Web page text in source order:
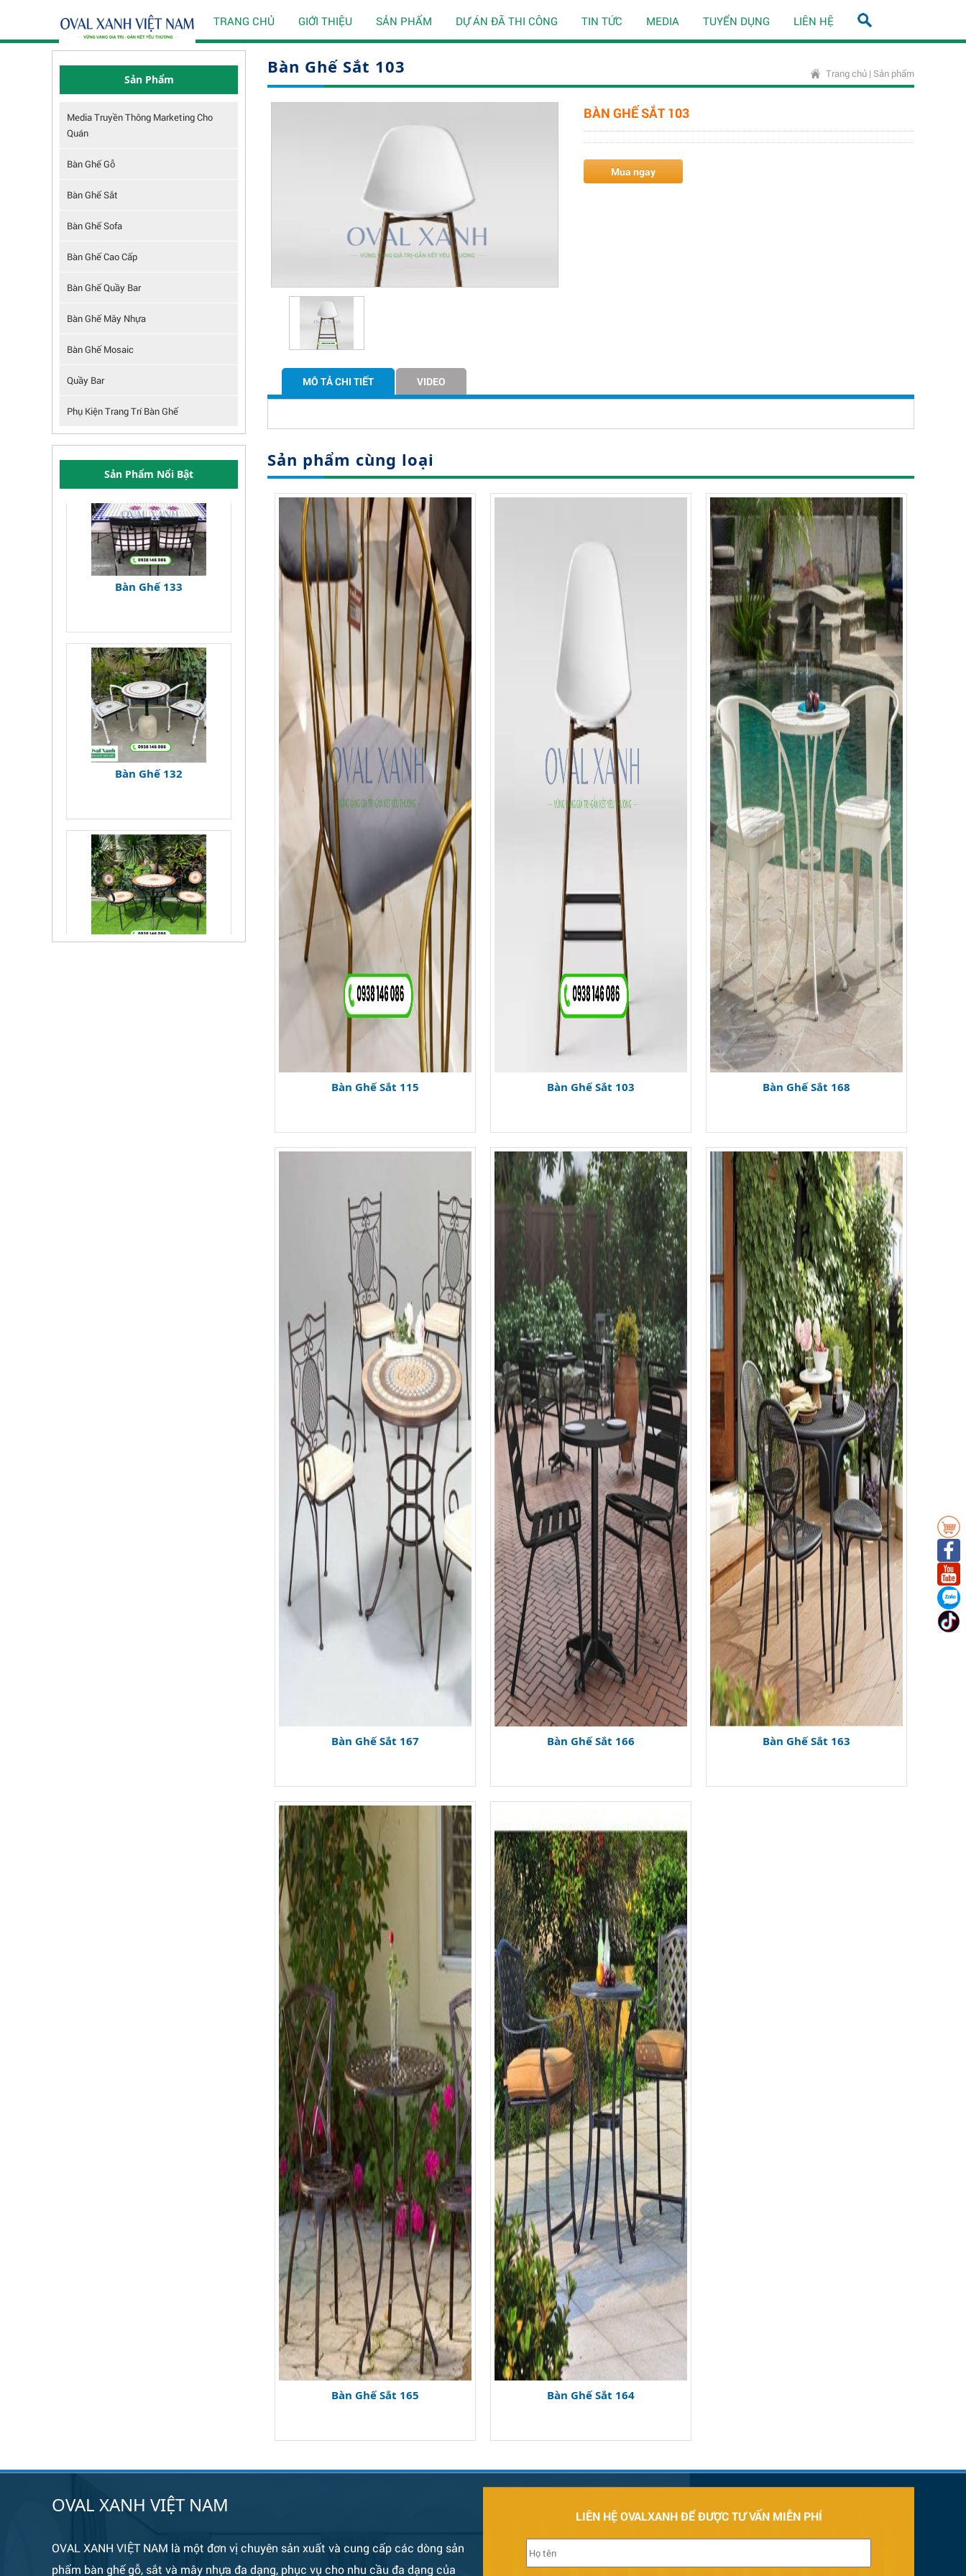
TRANG CHỦ GIỚI THIỆU SẢN PHẨM DỰ ÁN ĐÃ THI CÔNG TIN TỨC MEDIA TUYỂN DỤNG LIÊN HỆ
Sản Phẩm
Media Truyền Thông Marketing Cho
Quán
Bàn Ghế Gỗ
Bàn Ghế Sắt
Bàn Ghế Sofa
Bàn Ghế Cao Cấp
Bàn Ghế Quầy Bar
Bàn Ghế Mây Nhựa
Bàn Ghế Mosaic
Quầy Bar
Phụ Kiện Trang Trí Bàn Ghế
Sản Phẩm Nổi Bật
Bàn Ghế 134
Bàn Ghế Sắt 103 Trang chủ | Sản phẩm
BÀN GHẾ SẮT 103
Mua ngay
MÔ TẢ CHI TIẾT VIDEO
Sản phẩm cùng loại
Bàn Ghế Sắt 115 Bàn Ghế Sắt 103 Bàn Ghế Sắt 168
Bàn Ghế Sắt 167 Bàn Ghế Sắt 166 Bàn Ghế Sắt 163
Bàn Ghế Sắt 165 Bàn Ghế Sắt 164
OVAL XANH VIỆT NAM
OVAL XANH VIỆT NAM là một đơn vị chuyên sản xuất và cung cấp các dòng sản
phẩm bàn ghế gỗ, sắt và mây nhựa đa dạng, phục vụ cho nhu cầu đa dạng của
LIÊN HỆ OVALXANH ĐỂ ĐƯỢC TƯ VẤN MIỄN PHÍ